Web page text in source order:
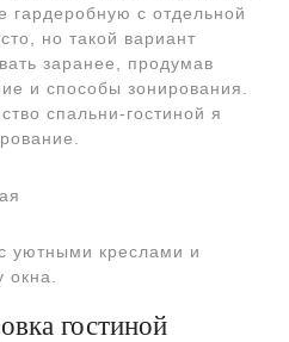
гардеробную с отдельной
но такой вариант
заранее, продумав
и способы зонирования.
спальни-гостиной я
уютными креслами и
гостиной